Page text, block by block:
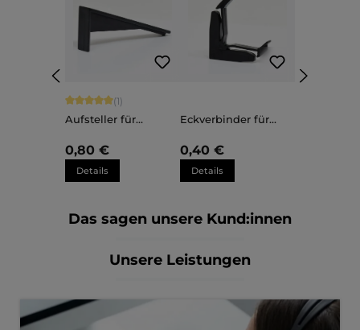
Durchschnittliche Bewertung von 5 von 5 Sternen
(1)
Aufsteller für
Sara
0,80 €
Details
Eckverbinder für
Sara
0,40 €
Details
Das sagen unsere Kund:innen
Unsere Leistungen